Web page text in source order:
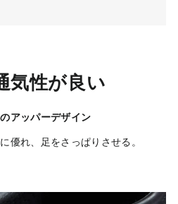
気性が良い
アッパーデザイン
優れ、足をさっぱりさせる。